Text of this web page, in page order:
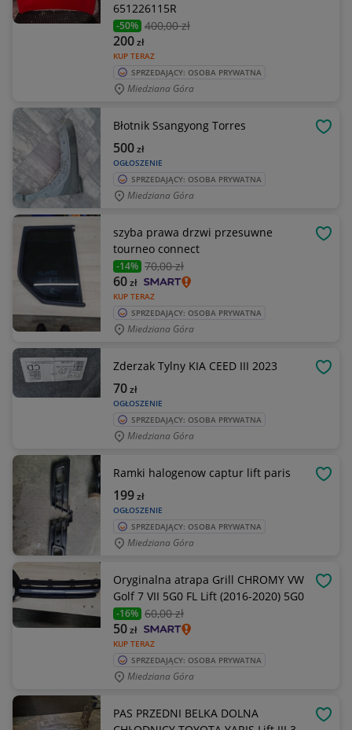
651226115R
-50% 400,00 zł
KUP TERAZ
200zł
SPRZEDAJĄCY: OSOBA PRYWATNA
Miedziana Góra
Błotnik Ssangyong Torres
OGŁOSZENIE
500zł
SPRZEDAJĄCY: OSOBA PRYWATNA
Miedziana Góra
szyba prawa drzwi przesuwne
tourneo connect
-14% 70,00 zł
KUP TERAZ
60zł
SPRZEDAJĄCY: OSOBA PRYWATNA
Miedziana Góra
Zderzak Tylny KIA CEED III 2023
OGŁOSZENIE
70zł
SPRZEDAJĄCY: OSOBA PRYWATNA
Miedziana Góra
Ramki halogenow captur lift paris
OGŁOSZENIE
199zł
SPRZEDAJĄCY: OSOBA PRYWATNA
Miedziana Góra
Oryginalna atrapa Grill CHROMY VW
Golf 7 VII 5G0 FL Lift (2016-2020) 5G0
-16% 60,00 zł
KUP TERAZ
50zł
SPRZEDAJĄCY: OSOBA PRYWATNA
Miedziana Góra
PAS PRZEDNI BELKA DOLNA